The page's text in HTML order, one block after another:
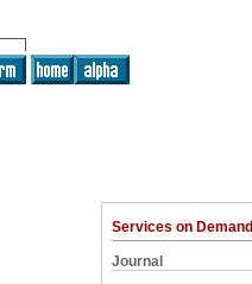
Services on Demand
Journal